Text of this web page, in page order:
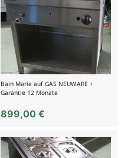
Bain Marie auf GAS NEUWARE +
Garantie 12 Monate
899,00€